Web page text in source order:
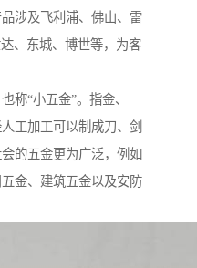
涉及飞利浦、佛山、雷
、东城、博世等，为客
称“小五金”。指金、
工加工可以制成刀、剑
的五金更为广泛，例如
金、建筑五金以及安防